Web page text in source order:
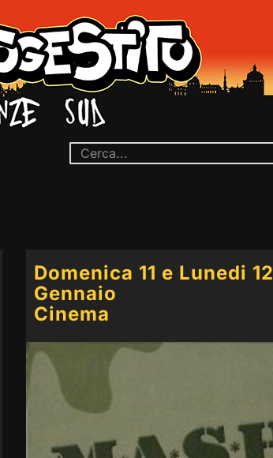
Domenica 11 e Lunedi 12
Gennaio
Cinema